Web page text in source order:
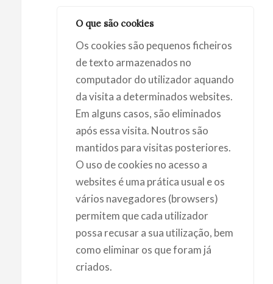
O que são cookies
Os cookies são pequenos ficheiros
de texto armazenados no
computador do utilizador aquando
da visita a determinados websites.
Em alguns casos, são eliminados
após essa visita. Noutros são
mantidos para visitas posteriores.
O uso de cookies no acesso a
websites é uma prática usual e os
vários navegadores (browsers)
permitem que cada utilizador
possa recusar a sua utilização, bem
como eliminar os que foram já
criados.